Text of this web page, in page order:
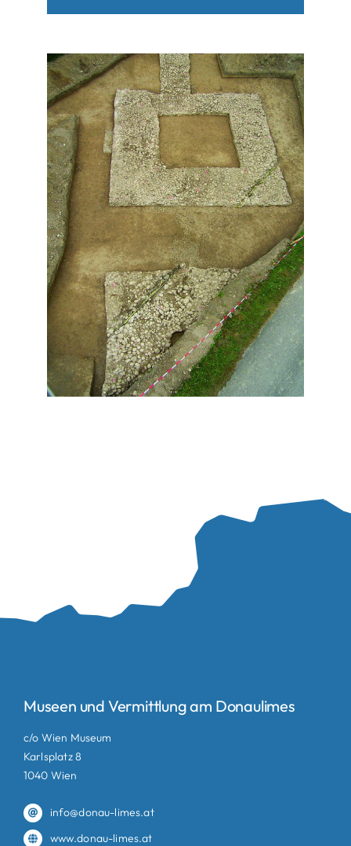
Museen und Vermittlung am Donaulimes
c/o Wien Museum
Karlsplatz 8
1040 Wien
info@donau-limes.at
www.donau-limes.at